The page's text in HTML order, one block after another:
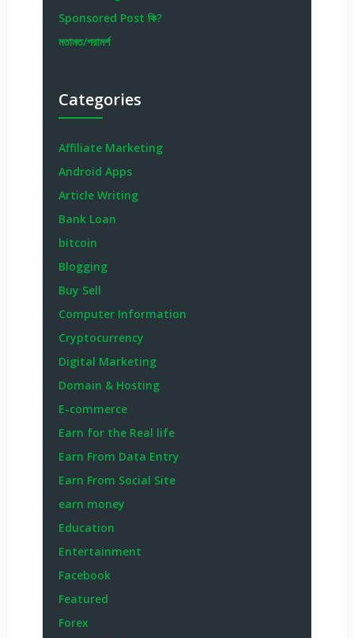
Sponsored Post কি?
মতামত/পরামর্শ
Categories
Affiliate Marketing
Android Apps
Article Writing
Bank Loan
bitcoin
Blogging
Buy Sell
Computer Information
Cryptocurrency
Digital Marketing
Domain & Hosting
E-commerce
Earn for the Real life
Earn From Data Entry
Earn From Social Site
earn money
Education
Entertainment
Facebook
Featured
Forex